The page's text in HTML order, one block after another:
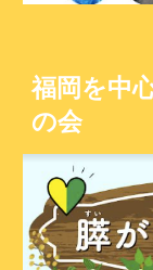
福岡を中
の会